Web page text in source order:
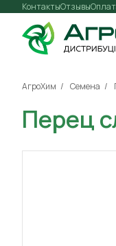
КонтактыОтзывы
АгроХим Семена
Перец